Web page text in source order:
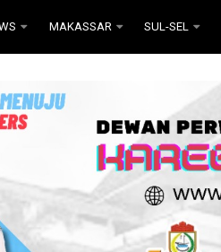
MAKASSAR SUL-SEL